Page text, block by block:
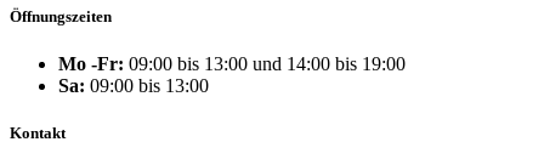
Öffnungszeiten
Mo -Fr: 09:00 bis 13:00 und 14:00 bis 19:00
Sa: 09:00 bis 13:00
Kontakt